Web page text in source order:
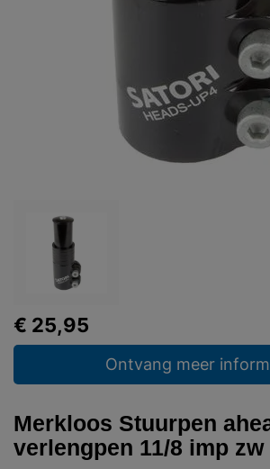
€ 25,95
Ontvang meer
Merkloos Stuurpen
verlengpen 11/8 imp zw